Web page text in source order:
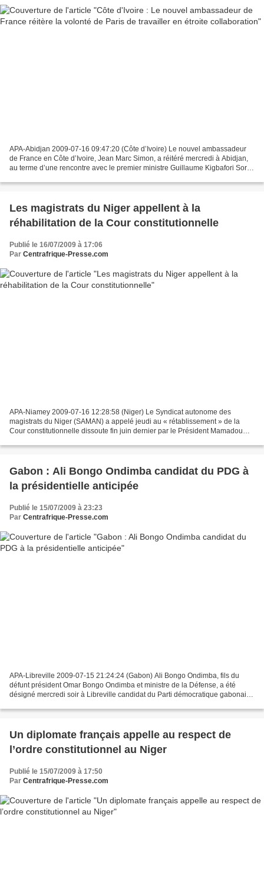
APA-Abidjan 2009-07-16 09:47:20 (Côte d’Ivoire) Le nouvel ambassadeur
de France en Côte d’Ivoire, Jean Marc Simon, a réitéré mercredi à Abidjan,
au terme d’une rencontre avec le premier ministre Guillaume Kigbafori Soro,
Les magistrats du Niger appellent à la
réhabilitation de la Cour constitutionnelle
Publié le 16/07/2009 à 17:06
Par Centrafrique-Presse.com
APA-Niamey 2009-07-16 12:28:58 (Niger) Le Syndicat autonome des
magistrats du Niger (SAMAN) a appelé jeudi au « rétablissement » de la
Cour constitutionnelle dissoute fin juin dernier par le Président Mamadou
Gabon : Ali Bongo Ondimba candidat du PDG à
la présidentielle anticipée
Publié le 15/07/2009 à 23:23
Par Centrafrique-Presse.com
APA-Libreville 2009-07-15 21:24:24 (Gabon) Ali Bongo Ondimba, fils du
défunt président Omar Bongo Ondimba et ministre de la Défense, a été
désigné mercredi soir à Libreville candidat du Parti démocratique gabonais
Un diplomate français appelle au respect de
l’ordre constitutionnel au Niger
Publié le 15/07/2009 à 17:50
Par Centrafrique-Presse.com